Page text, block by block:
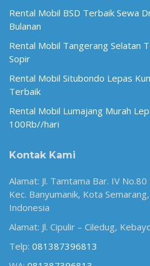
Rental Mobil BSD Terbaik Sewa
Bulanan
Rental Mobil Tangerang Selatan
Sopir
Rental Mobil Situbondo Lepas
Terbaik
Rental Mobil Lumajang Murah
100Rb//hari
Kontak Kami
Alamat: Jl. Tamtama Bar. IV
Kec. Banyumanik, Kota
Indonesia
Alamat: Jl. Cipulir – Ciledug,
Telp: 081387396813